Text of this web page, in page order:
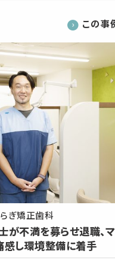
この事
ぎ矯正歯科
が不満を募らせ退職、
感し環境整備に着手